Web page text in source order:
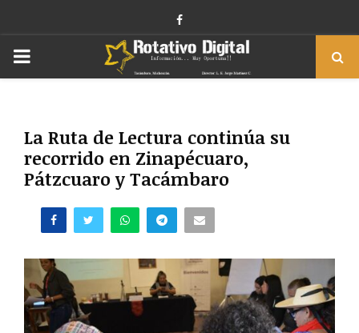
Facebook
PRIMARY
La Ruta de Lectura continúa su
recorrido en Zinapécuaro,
Pátzcuaro y Tacámbaro